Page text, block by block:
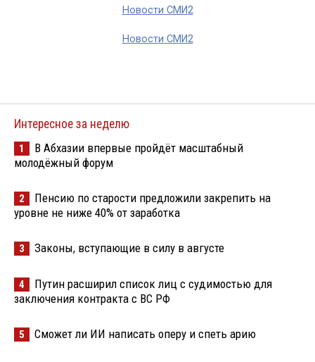
Новости СМИ2
Новости СМИ2
Интересное за неделю
1
В Абхазии впервые пройдёт масштабный
молодёжный форум
2
Пенсию по старости предложили закрепить на
уровне не ниже 40% от заработка
3 Законы, вступающие в силу в августе
4
Путин расширил список лиц с судимостью для
заключения контракта с ВС РФ
5 Сможет ли ИИ написать оперу и спеть арию